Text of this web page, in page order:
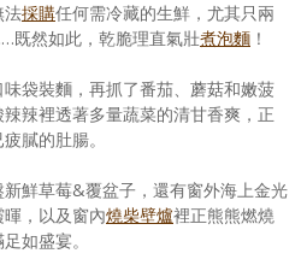
法採購任何需冷藏的生鮮，尤其只兩
既然如此，乾脆理直氣壯煮泡麵 ！
袋裝麵，再抓了番茄、蘑菇和嫩菠
辣裡透著多量蔬菜的清甘香爽，正
膩的肚腸。
鮮草莓&覆盆子，還有窗外海上金光
，以及窗內燒柴壁爐裡正熊熊燃燒
如盛宴。